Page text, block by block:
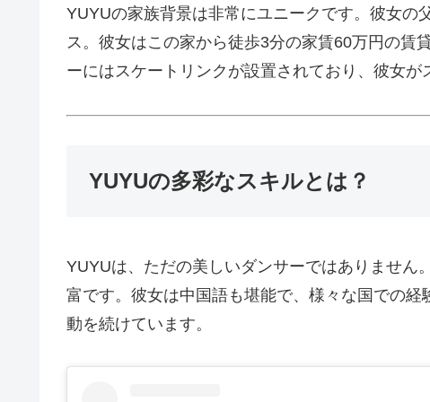
YUYUの家族背景は非常にユニークです。彼女の
ス。彼女はこの家から徒歩3分の家賃60万円の賃
ーにはスケートリンクが設置されており、彼女
YUYUの多彩なスキルとは？
YUYUは、ただの美しいダンサーではありません
富です。彼女は中国語も堪能で、様々な国での
動を続けています。